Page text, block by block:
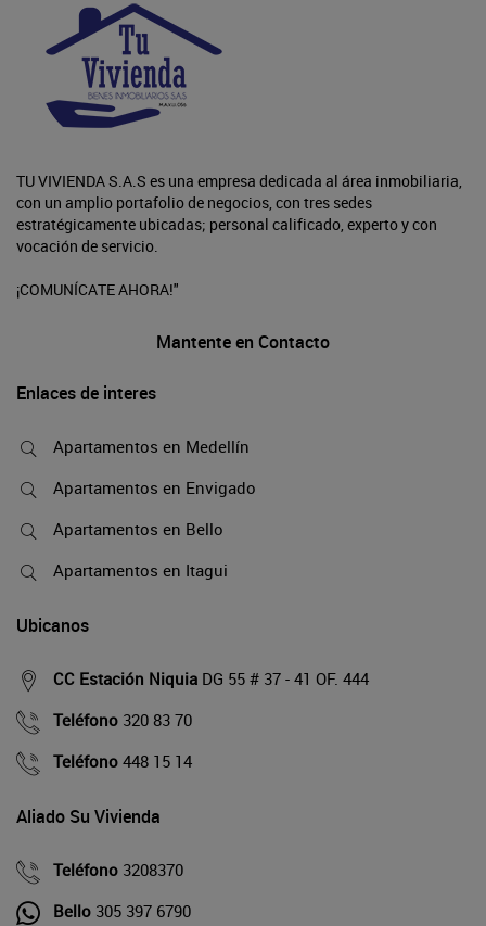
TU VIVIENDA S.A.S es una empresa dedicada al área inmobiliaria,
con un amplio portafolio de negocios, con tres sedes
estratégicamente ubicadas; personal calificado, experto y con
vocación de servicio.
¡COMUNÍCATE AHORA!"
Mantente en Contacto
Enlaces de interes
Apartamentos en Medellín
Apartamentos en Envigado
Apartamentos en Bello
Apartamentos en Itagui
Ubicanos
CC Estación Niquia DG 55 # 37 - 41 OF. 444
Teléfono 320 83 70
Teléfono 448 15 14
Aliado Su Vivienda
Teléfono 3208370
Bello 305 397 6790